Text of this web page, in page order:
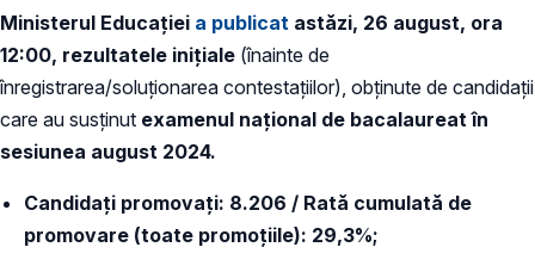
Ministerul Educației a publicat astăzi, 26 august, ora
12:00, rezultatele inițiale (înainte de
înregistrarea/soluționarea contestațiilor), obținute de candidații
care au susținut examenul naţional de bacalaureat în
sesiunea august 2024.
Candidați promovați: 8.206 / Rată cumulată de
promovare (toate promoțiile): 29,3%;